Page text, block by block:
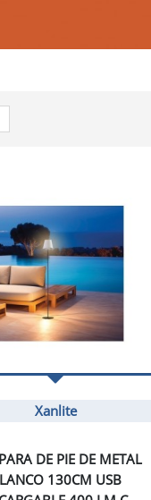
Xanlite
DE PIE DE METAL
130CM USB